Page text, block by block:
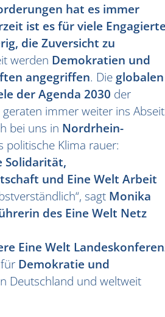
hat es immer
ist es für viele
die Zuversicht zu
werden Demokratien und
angegriffen. Die globalen
der Agenda 2030 der
immer weiter ins
bei uns in Nordrhein-
politische Klima rauer:
Solidarität,
und Eine Welt Arbeit
sagt Monika
des Eine Welt Netz
Eine Welt
Demokratie und
Deutschland und weltweit